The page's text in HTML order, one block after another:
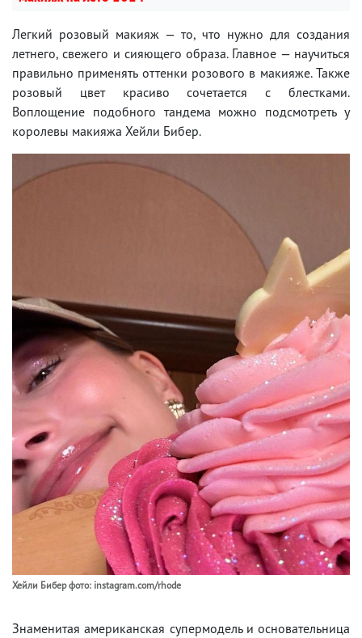
Легкий розовый макияж — то, что нужно для создания
летнего, свежего и сияющего образа. Главное — научиться
правильно применять оттенки розового в макияже. Также
розовый цвет красиво сочетается с блестками.
Воплощение подобного тандема можно подсмотреть у
королевы макияжа Хейли Бибер.
Хейли Бибер фото: instagram.com/rhode
Знаменитая американская супермодель и основательница